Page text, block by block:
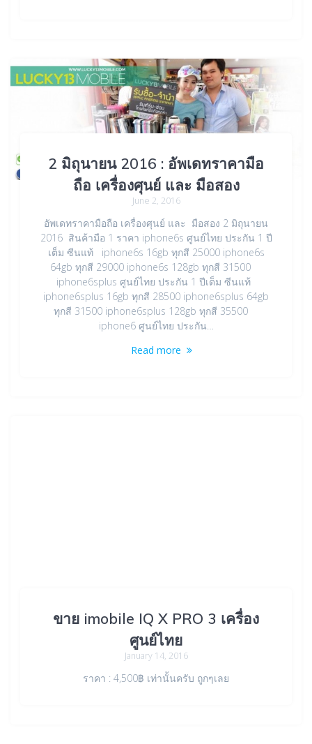
2 มิถุนายน 2016 : อัพเดทราคามือ
ถือ เครื่องศุนย์ และ มือสอง
June 2, 2016
อัพเดทราคามือถือ เครื่องศุนย์ และ มือสอง 2 มิถุนายน
2016 สินค้ามือ 1 ราคา iphone6s ศูนย์ไทย ประกัน 1 ปี
เต็ม ซีนแท้ iphone6s 16gb ทุกสี 25000 iphone6s
64gb ทุกสี 29000 iphone6s 128gb ทุกสี 31500
iphone6splus ศูนย์ไทย ประกัน 1 ปีเต็ม ซีนแท้
iphone6splus 16gb ทุกสี 28500 iphone6splus 64gb
ทุกสี 31500 iphone6splus 128gb ทุกสี 35500
iphone6 ศูนย์ไทย ประกัน…
Read more
ขาย imobile IQ X PRO 3 เครื่อง
ศูนย์ไทย
January 14, 2016
ราคา : 4,500฿ เท่านั้นครับ ถูกๆเลย